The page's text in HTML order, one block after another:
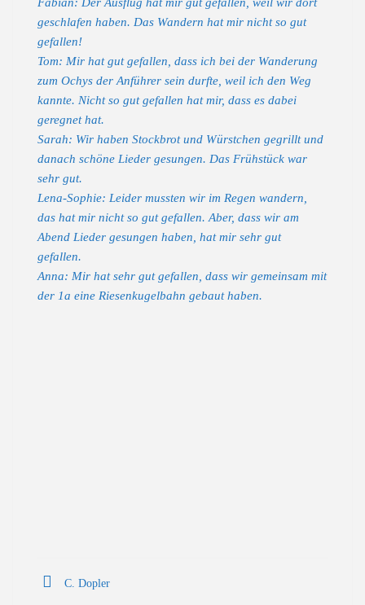
geschlafen haben. Das Wandern hat mir nicht so gut
gefallen!
Tom: Mir hat gut gefallen, dass ich bei der Wanderung
zum Ochys der Anführer sein durfte, weil ich den Weg
kannte. Nicht so gut gefallen hat mir, dass es dabei
geregnet hat.
Sarah: Wir haben Stockbrot und Würstchen gegrillt und
danach schöne Lieder gesungen. Das Frühstück war
sehr gut.
Lena-Sophie: Leider mussten wir im Regen wandern,
das hat mir nicht so gut gefallen. Aber, dass wir am
Abend Lieder gesungen haben, hat mir sehr gut
gefallen.
Anna: Mir hat sehr gut gefallen, dass wir gemeinsam mit
der 1a eine Riesenkugelbahn gebaut haben.
C. Dopler